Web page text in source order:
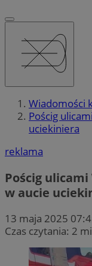
Wiadomości
Pościg
uciekiniera
reklama
Pościg
w aucie
13 maja 2025
Czas czytania: 2